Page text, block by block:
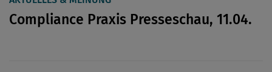
Compliance Praxis Presseschau, 11.04.